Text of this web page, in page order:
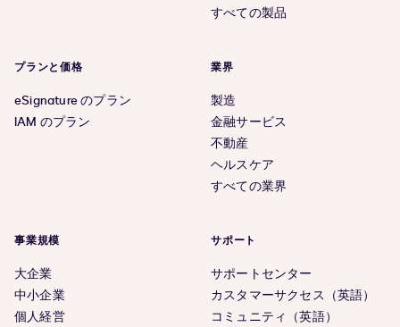
すべての製品
プランと価格
eSignature のプラン
IAM のプラン
業界
製造
金融サービス
不動産
ヘルスケア
すべての業界
事業規模
大企業
中小企業
個人経営
サポート
サポートセンター
カスタマーサクセス（英語）
コミュニティ（英語）